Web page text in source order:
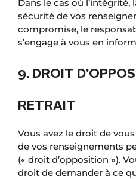
Dans le cas où
sécurité de vos
compromise, le
s’engage à vous en
9. DROIT
RETRAIT
Vous avez le droit de
de vos renseignements
(« droit d’opposition »).
droit de demander à ce